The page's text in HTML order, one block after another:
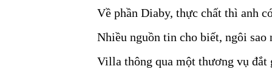
Về phần Diaby, thực chất thì anh
Nhiều nguồn tin cho biết, ngôi sao
Villa thông qua một thương vụ đắt